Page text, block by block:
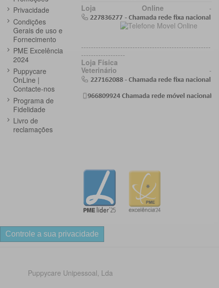
Privacidade
Condições
Gerais de uso e
Fornecimento
PME Excelência
2024
Puppycare
OnLine |
Contacte-nos
Programa de
Fidelidade
Livro de
reclamações
Loja Online -
-----------------------------------------------------
------------------
Loja Física
Veterinário -
Controle a sua privacidade
Puppycare Unipessoal, Lda